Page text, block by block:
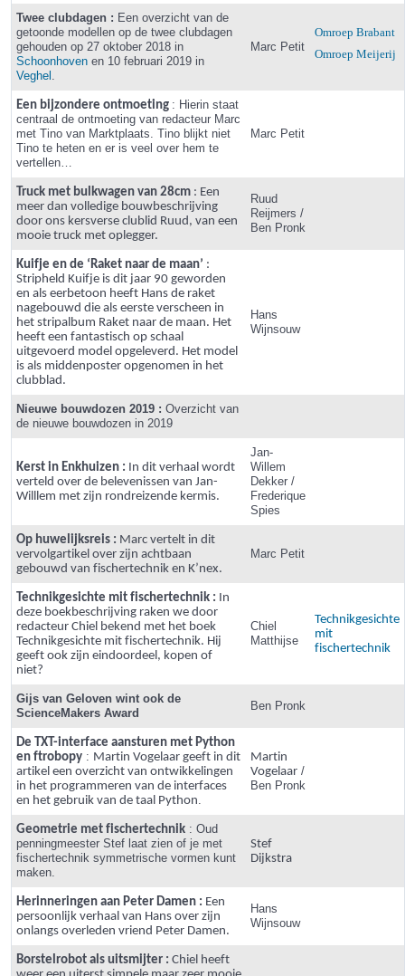
Twee clubdagen : Een overzicht van de
getoonde modellen op de twee clubdagen
gehouden op 27 oktober 2018 in
Schoonhoven en 10 februari 2019 in
Veghel
Marc Petit
Omroep Brabant
Omroep Meijerij
Een bijzondere ontmoeting : Hierin staat
centraal de ontmoeting van redacteur Marc
met Tino van Marktplaats. Tino blijkt niet
Tino te heten en er is veel over hem te
vertellen…
Marc Petit
Truck met bulkwagen van 28cm : Een
meer dan volledige bouwbeschrijving
door ons kersverse clublid Ruud, van een
mooie truck met oplegger.
Ruud
Reijmers /
Ben Pronk
Kuifje en de ‘Raket naar de maan’ :
Stripheld Kuifje is dit jaar 90 geworden
en als eerbetoon heeft Hans de raket
nagebouwd die als eerste verscheen in
het stripalbum Raket naar de maan. Het
heeft een fantastisch op schaal
uitgevoerd model opgeleverd. Het model
is als middenposter opgenomen in het
clubblad.
Hans
Wijnsouw
Nieuwe bouwdozen 2019 : Overzicht van
de nieuwe bouwdozen in 2019
Kerst in Enkhuizen : In dit verhaal wordt
verteld over de belevenissen van Jan-
Willlem met zijn rondreizende kermis.
Jan-
Willem
Dekker /
Frederique
Spies
Op huwelijksreis : Marc vertelt in dit
vervolgartikel over zijn achtbaan
gebouwd van fischertechnik en K’nex.
Marc Petit
Technikgesichte mit fischertechnik : In
deze boekbeschrijving raken we door
redacteur Chiel bekend met het boek
Technikgesichte mit fischertechnik. Hij
geeft ook zijn eindoordeel, kopen of
niet?
Chiel
Matthijse
Technikgesichte
mit
fischertechnik
Gijs van Geloven wint ook de
ScienceMakers Award
Ben Pronk
De TXT-interface aansturen met Python
en ftrobopy : Martin Vogelaar geeft in dit
artikel een overzicht van ontwikkelingen
in het programmeren van de interfaces
en het gebruik van de taal Python
Martin
Vogelaar /
Ben Pronk
Geometrie met fischertechnik : Oud
penningmeester Stef laat zien of je met
fischertechnik symmetrische vormen kunt
maken.
Stef
Dijkstra
Herinneringen aan Peter Damen : Een
persoonlijk verhaal van Hans over zijn
onlangs overleden vriend Peter Damen.
Hans
Wijnsouw
Borstelrobot als uitsmijter : Chiel heeft